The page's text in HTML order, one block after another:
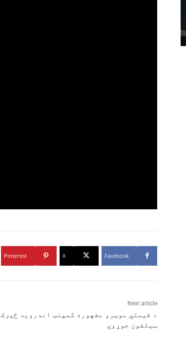
Facebook
X
Pinterest
Next article
د قیمتي موټرو مشهوره کمپنۍ اندروید ځیرک
ټېلفون جوړوي